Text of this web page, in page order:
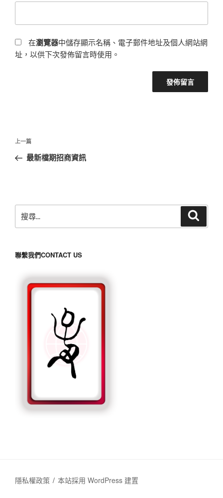
在瀏覽器中儲存顯示名稱、電子郵件地址及個人網站網
址，以供下次發佈留言時使用。
文
導
上
一
上一篇
最新檔期招商資訊
尋
字:
聯繫我們CONTACT US
隱私權政策 本站採用 WordPress 建置